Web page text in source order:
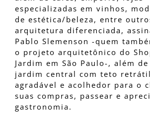
especializadas em vinhos,
de estética/beleza, entre
arquitetura diferenciada,
Pablo Slemenson -quem
o projeto arquitetônico do
Jardim em São Paulo-, além
jardim central com teto
agradável e acolhedor para o
suas compras, passear e
gastronomia.